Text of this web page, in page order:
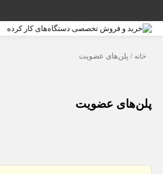
خانه / پلن‌های عضویت
پلن‌های عضویت